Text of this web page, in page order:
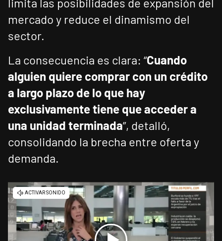
mercado y reduce el dinamismo del
sector.
La consecuencia es clara: “Cuando
alguien quiere comprar con un crédito
a largo plazo de lo que hay
exclusivamente tiene que acceder a
una unidad terminada”, detalló,
consolidando la brecha entre oferta y
demanda.